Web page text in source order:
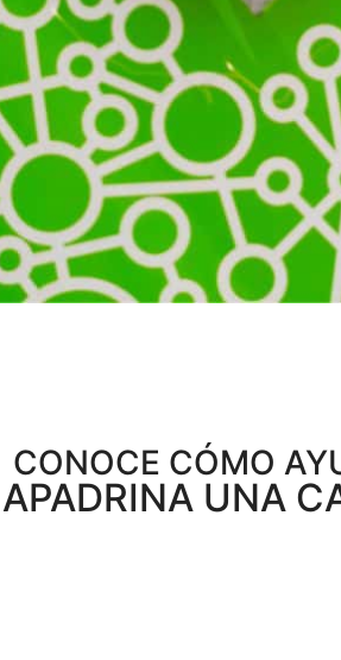
CONOCE CÓMO
APADRINA UNA